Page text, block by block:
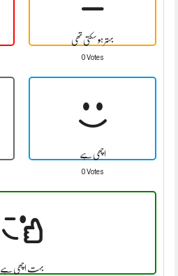
بہتر ہو سکتی تھی
0 Votes
اچھی ہے
0 Votes
بہت اچھی ہے